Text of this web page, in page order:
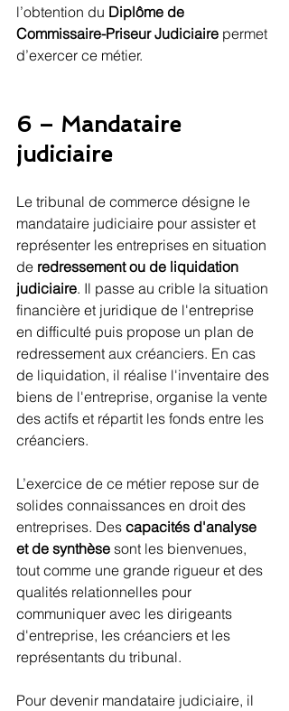
l’obtention du Diplôme de
Commissaire-Priseur Judiciaire permet
d’exercer ce métier.
6 – Mandataire
judiciaire
Le tribunal de commerce désigne le
mandataire judiciaire pour assister et
représenter les entreprises en situation
de redressement ou de liquidation
judiciaire. Il passe au crible la situation
financière et juridique de l'entreprise
en difficulté puis propose un plan de
redressement aux créanciers. En cas
de liquidation, il réalise l'inventaire des
biens de l'entreprise, organise la vente
des actifs et répartit les fonds entre les
créanciers.
L’exercice de ce métier repose sur de
solides connaissances en droit des
entreprises. Des capacités d'analyse
et de synthèse sont les bienvenues,
tout comme une grande rigueur et des
qualités relationnelles pour
communiquer avec les dirigeants
d'entreprise, les créanciers et les
représentants du tribunal.
Pour devenir mandataire judiciaire, il